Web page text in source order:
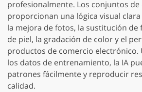
profesionalmente. Los conjuntos
proporcionan una lógica visual
la mejora de fotos, la sustitución de
de piel, la gradación de color y el
productos de comercio electrónico.
los datos de entrenamiento, la IA
patrones fácilmente y reproducir
calidad.